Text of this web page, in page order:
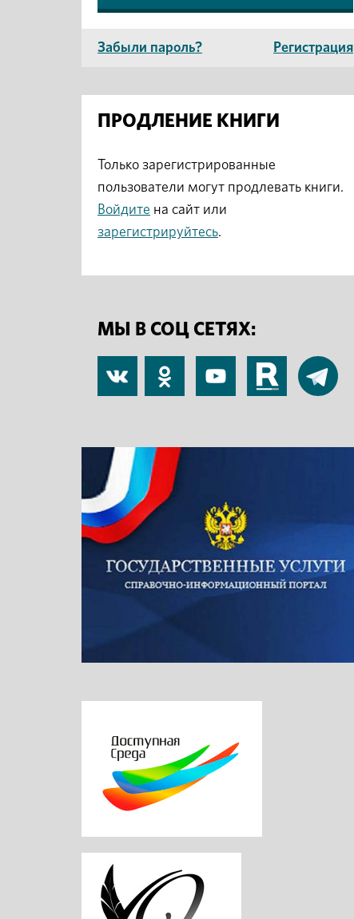
Забыли пароль? Регистрация
ПРОДЛЕНИЕ КНИГИ
Только зарегистрированные
пользователи могут продлевать книги.
Войдите на сайт или
зарегистрируйтесь.
МЫ В СОЦ СЕТЯХ:
Одноклассники
YouTube RuTube Telegram